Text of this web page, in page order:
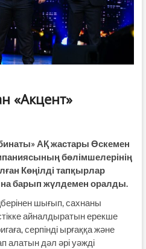
«Акцент»
АҚ жастары Өскемен
бөлімшелерінің
Көңілді тапқырлар
барып жүлдемен оралды.
шығып, сахнаны
айналдыратын ерекше
серпінді ырғаққа және
алатын дәл әрі уәжді